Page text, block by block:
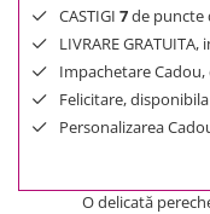
CASTIGI 7de puncte
LIVRARE
Impachetare
Felicitare,
Personalizarea
O delicată